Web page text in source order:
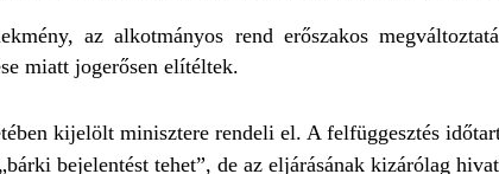
az alkotmányos rend erőszakos
miatt jogerősen elítéltek.
kijelölt minisztere rendeli el. A felfüggesztés
bejelentést tehet”, de az eljárásának kizárólag